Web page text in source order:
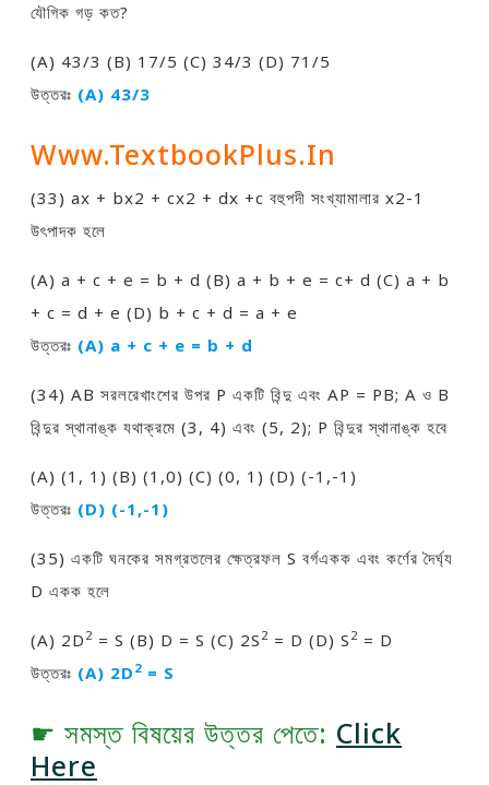
যৌগিক গড় কত?
(A) 43/3 (B) 17/5 (C) 34/3 (D) 71/5
উত্তরঃ (A) 43/3
Www.TextbookPlus.in
(33) ax + bx2 + cx2 + dx +c বহুপদী সংখ্যামালার x2-1
উৎপাদক হলে
(A) a + c + e = b + d (B) a + b + e = c+ d (C) a + b
+ c = d + e (D) b + c + d = a + e
উত্তরঃ (A) a + c + e = b + d
(34) AB সরলরেখাংশের উপর P একটি বিন্দু এবং AP = PB; A ও B
বিন্দুর স্থানাঙ্ক যথাক্রমে (3, 4) এবং (5, 2); P বিন্দুর স্থানাঙ্ক হবে
(A) (1, 1) (B) (1,0) (C) (0, 1) (D) (-1,-1)
উত্তরঃ (D) (-1,-1)
(35) একটি ঘনকের সমগ্রতলের ক্ষেত্রফল S বর্গএকক এবং কর্ণের দৈর্ঘ্য
D একক হলে
(A) 2D 2 = S (B) D = S (C) 2S 2 = D (D) S 2 = D
উত্তরঃ (A) 2D 2 = S
☛ সমস্ত বিষয়ের উত্তর পেতে: Click
Here